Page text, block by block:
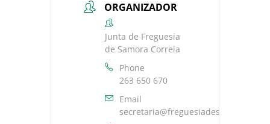
ORGANIZADOR
Junta de Freguesia
de Samora Correia
Phone
263 650 670
Email